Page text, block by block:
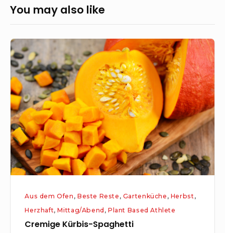
You may also like
Cremige
Kürbis-
Spaghetti
Aus dem Ofen , Beste Reste , Gartenküche , Herbst,
Herzhaft,Mittag/Abend ,Plant Based Athlete
Cremige Kürbis-Spaghetti